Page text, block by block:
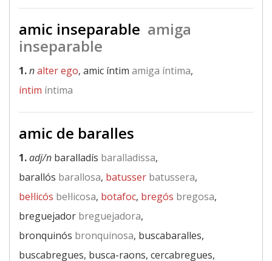
amic inseparable amiga
inseparable
1.nalter ego, amic íntim amiga íntima,
íntim íntima
amic de baralles
1.adj/n baralladís baralladissa,
barallós barallosa, batusser batussera,
bel·licós bel·licosa, botafoc, bregós bregosa,
breguejador breguejadora,
bronquinós bronquinosa, buscabaralles,
buscabregues, busca-raons, cercabregues,